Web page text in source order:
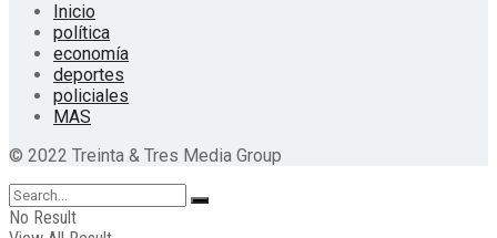
Inicio
política
economía
deportes
policiales
MAS
© 2022 Treinta & Tres Media Group
No Result